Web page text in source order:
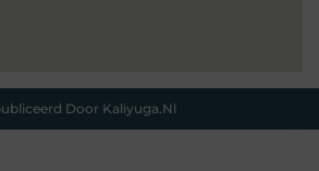
Door Kaliyuga.nl